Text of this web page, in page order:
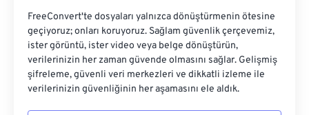
FreeConvert'te dosyaları yalnızca dönüştürmenin ötesine
geçiyoruz; onları koruyoruz. Sağlam güvenlik çerçevemiz,
ister görüntü, ister video veya belge dönüştürün,
verilerinizin her zaman güvende olmasını sağlar. Gelişmiş
şifreleme, güvenli veri merkezleri ve dikkatli izleme ile
verilerinizin güvenliğinin her aşamasını ele aldık.